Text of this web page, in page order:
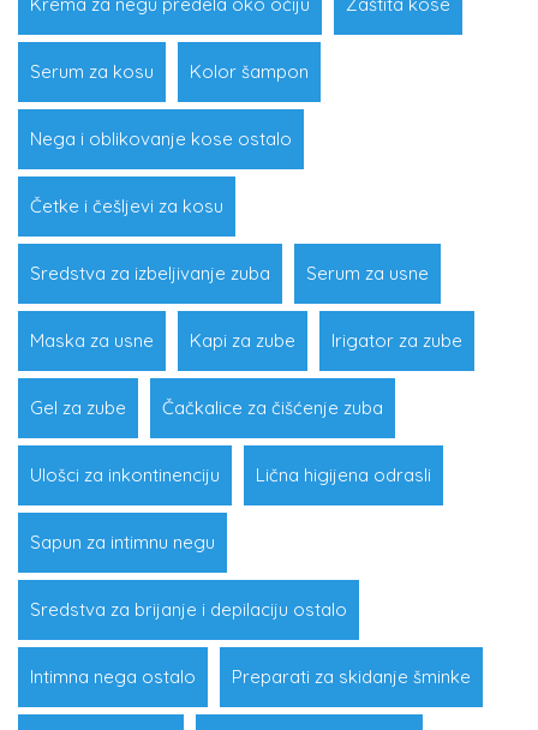
Serum za kosu Kolor šampon
Nega i oblikovanje kose ostalo
Četke i češljevi za kosu
Sredstva za izbeljivanje zuba Serum za usne
Maska za usne Kapi za zube Irigator za zube
Gel za zube Čačkalice za čišćenje zuba
Ulošci za inkontinenciju Lična higijena odrasli
Sapun za intimnu negu
Sredstva za brijanje i depilaciju ostalo
Intimna nega ostalo Preparati za skidanje šminke